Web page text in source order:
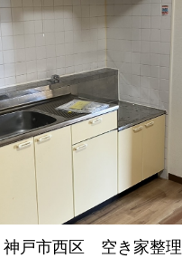
神戸市西区 空き家整理